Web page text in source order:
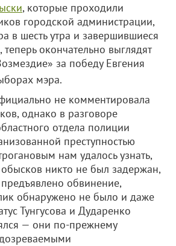
, которые проходили
городской администрации,
в шесть утра и завершившиеся
окончательно выглядят
за победу Евгения
мэра.
не комментировала
однако в разговоре
отдела полиции
преступностью
нам удалось узнать,
обысков никто не был задержан,
обвинение,
обнаружено не было и даже
Тунгусова и Дударенко
— они по-прежнему